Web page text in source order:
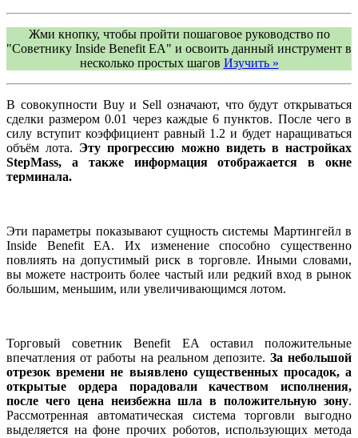
Жми кнопку, чтобы пройти пошаговое руководство по
"Советнику Inside Benefit EA" и освоить данный инструмент в
несколько простых шагов Изучить »
В совокупности Buy и Sell означают, что будут открываться
сделки размером 0.01 через каждые 6 пунктов. После чего в
силу вступит коэффициент равный 1.2 и будет наращиваться
объём лота. Эту прогрессию можно видеть в настройках
StepMass, а также информация отображается в окне
терминала.
Эти параметры показывают сущность системы Мартингейл в
Inside Benefit EA. Их изменение способно существенно
повлиять на допустимый риск в торговле. Иными словами,
вы можете настроить более частый или редкий вход в рынок
большим, меньшим, или увеличивающимся лотом.
Торговый советник Benefit EA оставил положительные
впечатления от работы на реальном депозите.За небольшой
отрезок времени не выявлено существенных просадок, а
открытые ордера порадовали качеством исполнения,
после чего цена неизбежна шла в положительную зону.
Рассмотренная автоматическая система торговли выгодно
выделяется на фоне прочих роботов, использующих метода